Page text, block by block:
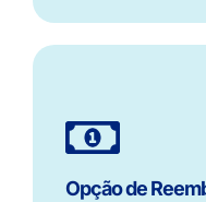
Opção de